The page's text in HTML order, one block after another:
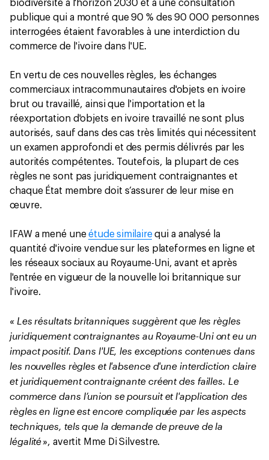
biodiversité à l'horizon 2030 et à une consultation
publique qui a montré que 90 % des 90 000 personnes
interrogées étaient favorables à une interdiction du
commerce de l'ivoire dans l'UE.
En vertu de ces nouvelles règles, les échanges
commerciaux intracommunautaires d'objets en ivoire
brut ou travaillé, ainsi que l'importation et la
réexportation d'objets en ivoire travaillé ne sont plus
autorisés, sauf dans des cas très limités qui nécessitent
un examen approfondi et des permis délivrés par les
autorités compétentes. Toutefois, la plupart de ces
règles ne sont pas juridiquement contraignantes et
chaque État membre doit s’assurer de leur mise en
œuvre.
IFAW a mené uneétude similairequi a analysé la
quantité d'ivoire vendue sur les plateformes en ligne et
les réseaux sociaux au Royaume-Uni, avant et après
l'entrée en vigueur de la nouvelle loi britannique sur
l'ivoire.
« Les résultats britanniques suggèrent que les règles
juridiquement contraignantes au Royaume-Uni ont eu un
impact positif. Dans l'UE, les exceptions contenues dans
les nouvelles règles et l'absence d'une interdiction claire
et juridiquement contraignante créent des failles. Le
commerce dans l’union se poursuit et l'application des
règles en ligne est encore compliquée par les aspects
techniques, tels que la demande de preuve de la
légalité », avertit Mme Di Silvestre.